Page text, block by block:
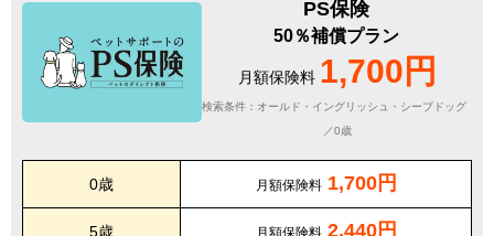
PS保険
50％補償プラン
月額保険料 1,700円
検索条件：オールド・イングリッシュ・シープドッグ
／0歳
0歳 月額保険料 1,700円
5歳 月額保険料 2,440円